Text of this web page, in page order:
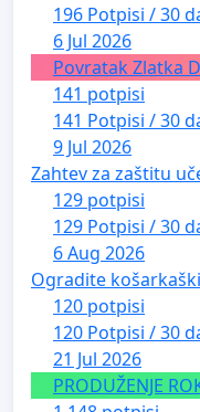
196 Potpisi / 30
6 Jul 2026
Povratak Zlatka
141 potpisi
141 Potpisi / 30
9 Jul 2026
Zahtev za zaštitu
129 potpisi
129 Potpisi / 30
6 Aug 2026
Ogradite
120 potpisi
120 Potpisi / 30
21 Jul 2026
PRODUŽENJE